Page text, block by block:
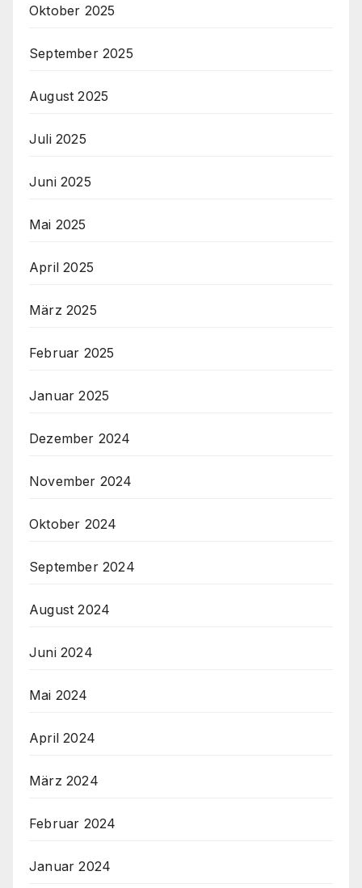
Oktober 2025
September 2025
August 2025
Juli 2025
Juni 2025
Mai 2025
April 2025
März 2025
Februar 2025
Januar 2025
Dezember 2024
November 2024
Oktober 2024
September 2024
August 2024
Juni 2024
Mai 2024
April 2024
März 2024
Februar 2024
Januar 2024